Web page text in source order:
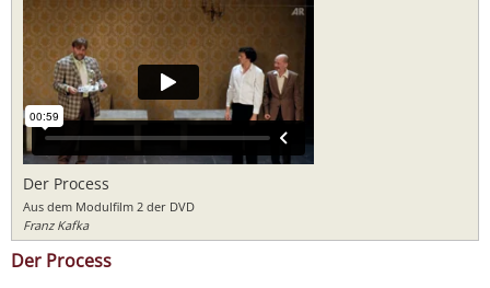
Der Process
Aus dem Modulfilm 2 der DVD
Franz Kafka
Der Process